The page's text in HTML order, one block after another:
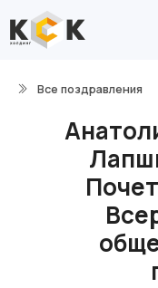
Все поздравления